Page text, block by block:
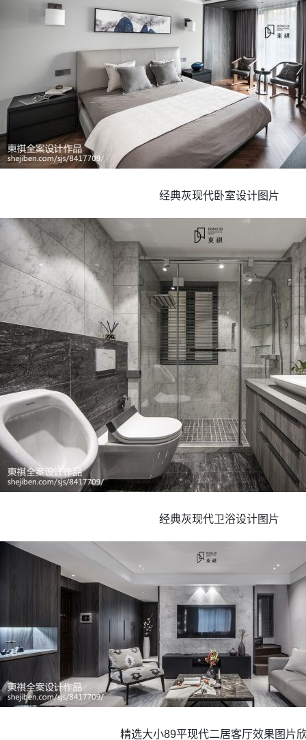
经典灰现代卧室设计图片
经典灰现代卫浴设计图片
精选大小89平现代二居客厅效果图片